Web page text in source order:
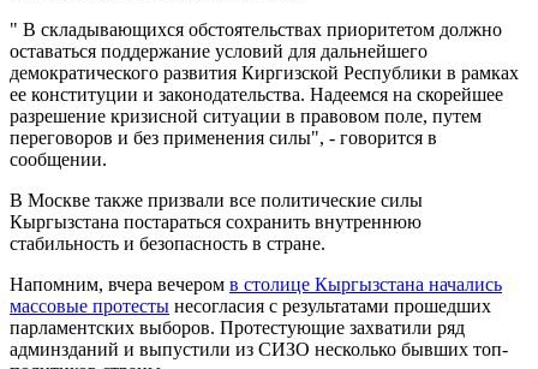
" В складывающихся обстоятельствах приоритетом должно
оставаться поддержание условий для дальнейшего
демократического развития Киргизской Республики в рамках
ее конституции и законодательства. Надеемся на скорейшее
разрешение кризисной ситуации в правовом поле, путем
переговоров и без применения силы", - говорится в
сообщении.
В Москве также призвали все политические силы
Кыргызстана постараться сохранить внутреннюю
стабильность и безопасность в стране.
Напомним, вчера вечером в столице Кыргызстана начались
массовые протесты несогласия с результатами прошедших
парламентских выборов. Протестующие захватили ряд
админзданий и выпустили из СИЗО несколько бывших топ-